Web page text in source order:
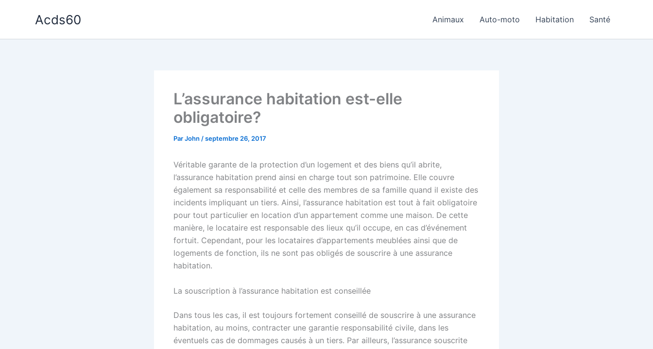
Acds60 Animaux Auto-moto Habitation Santé
L’assurance habitation est-elle
obligatoire?
ParJohn /septembre 26, 2017
Véritable garante de la protection d’un logement et des biens qu’il abrite,
l’assurance habitation prend ainsi en charge tout son patrimoine. Elle couvre
également sa responsabilité et celle des membres de sa famille quand il existe des
incidents impliquant un tiers. Ainsi, l’assurance habitation est tout à fait obligatoire
pour tout particulier en location d’un appartement comme une maison. De cette
manière, le locataire est responsable des lieux qu’il occupe, en cas d’événement
fortuit. Cependant, pour les locataires d’appartements meublées ainsi que de
logements de fonction, ils ne sont pas obligés de souscrire à une assurance
habitation.
La souscription à l’assurance habitation est conseillée
Dans tous les cas, iI est toujours fortement conseillé de souscrire à une assurance
habitation, au moins, contracter une garantie responsabilité civile, dans les
éventuels cas de dommages causés à un tiers. Par ailleurs, l’assurance souscrite